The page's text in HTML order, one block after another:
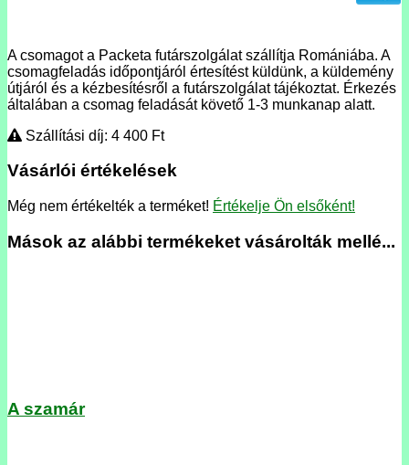
A csomagot a Packeta futárszolgálat szállítja Romániába. A
csomagfeladás időpontjáról értesítést küldünk, a küldemény
útjáról és a kézbesítésről a futárszolgálat tájékoztat. Érkezés
általában a csomag feladását követő 1-3 munkanap alatt.
Szállítási díj: 4 400 Ft
Vásárlói értékelések
Még nem értékelték a terméket! Értékelje Ön elsőként!
Mások az alábbi termékeket vásárolták mellé...
A szamár